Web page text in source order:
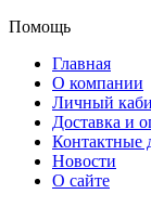
Помощь
Главная
О компании
Личный
Доставка и
Контактные
Новости
О сайте